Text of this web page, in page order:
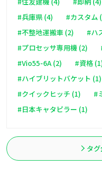
#兵庫県 (4)
#カスタム
#不整地運搬車 (2)
#ハ
#プロセッサ専用機 (2)
#Vio55-6A (2)
#資格
#ハイブリットバケット (1)
#クイックヒッチ (1)
#
#日本キャタピラー (1)
タ